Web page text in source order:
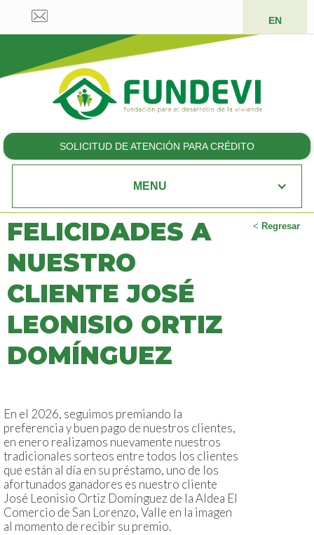
EN
SOLICITUD DE ATENCIÓN PARA CRÉDITO
MENU
< Regresar
FELICIDADES A
NUESTRO
CLIENTE JOSÉ
LEONISIO ORTIZ
DOMÍNGUEZ
En el 2026, seguimos premiando la
preferencia y buen pago de nuestros clientes,
en enero realizamos nuevamente nuestros
tradicionales sorteos entre todos los clientes
que están al día en su préstamo, uno de los
afortunados ganadores es nuestro cliente
José Leonisio Ortiz Domínguez de la Aldea El
Comercio de San Lorenzo, Valle en la imagen
al momento de recibir su premio.